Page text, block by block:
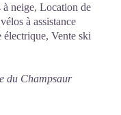
neige, Location de
à assistance
Vente ski
du Champsaur